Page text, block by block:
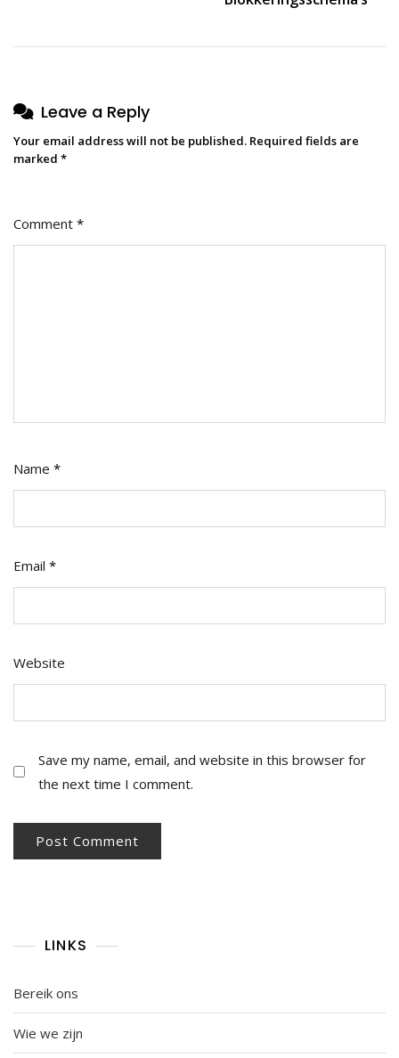
Leave a Reply
Your email address will not be published. Required fields are
marked *
Comment *
Name *
Email *
Website
Save my name, email, and website in this browser for
the next time I comment.
LINKS
Bereik ons
Wie we zijn